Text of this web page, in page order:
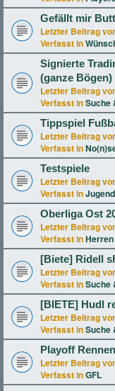
Gefällt mir
Letzter Beitrag
Verfasst in
Signierte
(ganze Bögen)
Letzter Beitrag
Verfasst inSuche
Tippspiel
Letzter Beitrag
Verfasst in
Testspiele
Letzter Beitrag
Verfasst in
Oberliga Ost
Letzter Beitrag
Verfasst in
[Biete] Ridell
Letzter Beitrag
Verfasst inSuche
[BIETE] Hudl
Letzter Beitrag
Verfasst inSuche
Playoff
Letzter Beitrag
Verfasst inGFL